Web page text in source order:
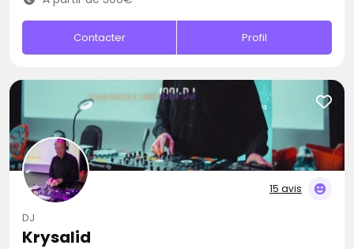
Contacter Profil
15 avis
DJ
Krysalid